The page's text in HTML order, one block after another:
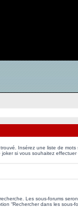
Insérez une liste de mots
si vous souhaitez
Les sous-forums
“Rechercher dans les sous-